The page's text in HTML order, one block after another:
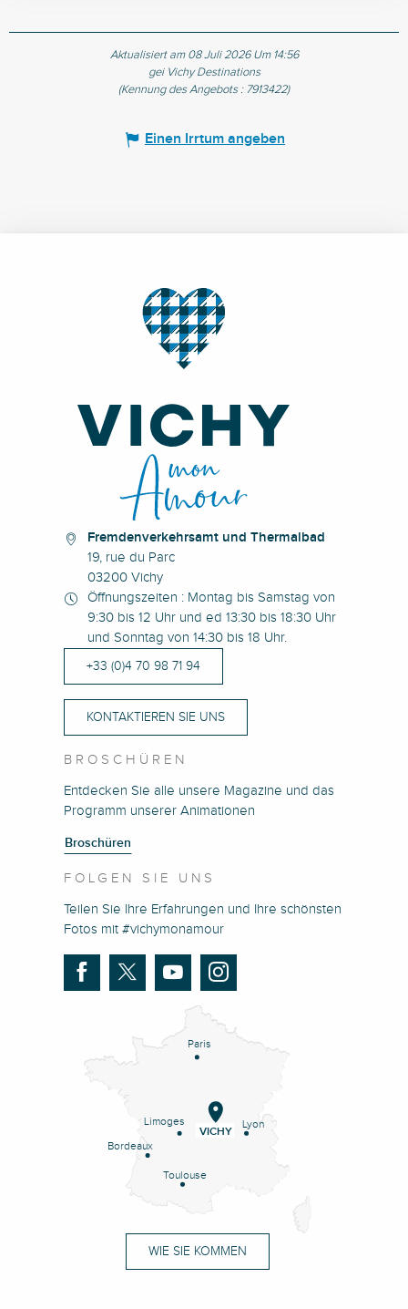
Aktualisiert am 08 Juli 2026 Um 14:56
gei Vichy Destinations
(Kennung des Angebots : 7913422)
Einen Irrtum angeben
Fremdenverkehrsamt und Thermalbad
19, rue du Parc
03200 Vichy
Öffnungszeiten : Montag bis Samstag von
9:30 bis 12 Uhr und ed 13:30 bis 18:30 Uhr
und Sonntag von 14:30 bis 18 Uhr.
+33 (0)4 70 98 71 94
KONTAKTIEREN SIE UNS
BROSCHÜREN
Entdecken Sie alle unsere Magazine und das
Programm unserer Animationen
Broschüren
FOLGEN SIE UNS
Teilen Sie Ihre Erfahrungen und Ihre schönsten
Fotos mit #vichymonamour
Paris
Lyon
Limoges
Bordeaux
Toulouse
VICHY
WIE SIE KOMMEN